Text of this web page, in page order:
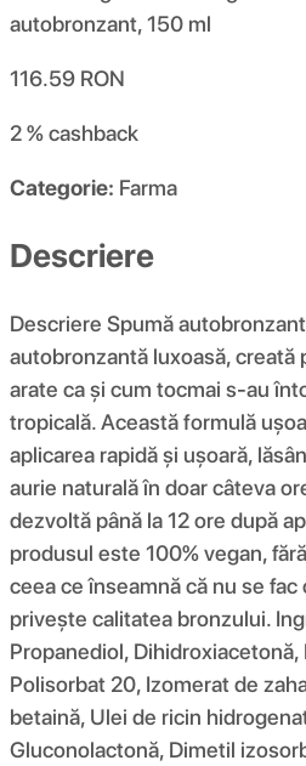
116.59 RON
2 %cashback
Categorie: Farma
Descriere
Descriere Spumă
autobronzantă luxoasă, creată
arate ca și cum tocmai s-au
tropicală. Această formulă
aplicarea rapidă și ușoară,
aurie naturală în doar câteva
dezvoltă până la 12 ore după
produsul este 100% vegan,
ceea ce înseamnă că nu se
privește calitatea bronzului.
Propanediol,
Polisorbat 20, Izomerat de
betaină, Ulei de ricin
Gluconolactonă, Dimetil